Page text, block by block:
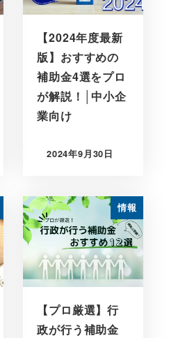
【2024年度最新
版】おすすめの
補助金4選をプロ
が解説！│中小企
業向け
2024年9月30日
情報
【プロ厳選】行
政が行う補助金